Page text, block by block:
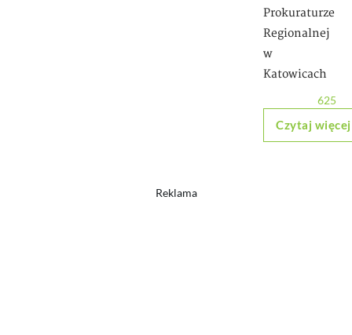
Prokuraturze
Regionalnej
w
Katowicach
625
Czytaj więcej
Reklama